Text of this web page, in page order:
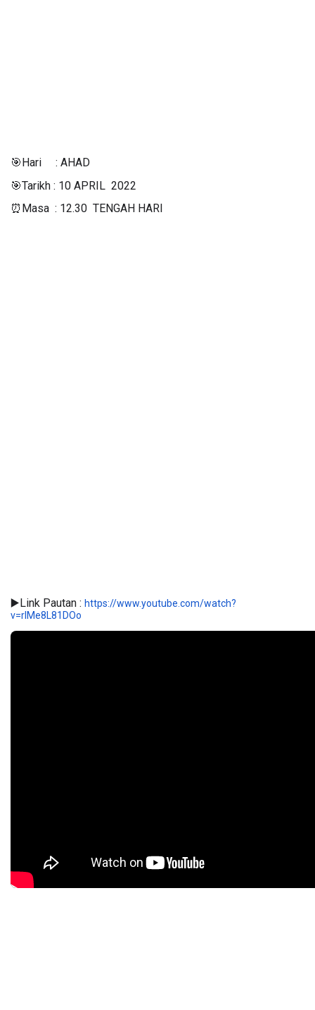
🎯Hari     : AHAD
🎯Tarikh : 10 APRIL  2022
⏰Masa  : 12.30  TENGAH HARI
▶️Link Pautan : https://www.youtube.com/watch?
v=rIMe8L81DOo